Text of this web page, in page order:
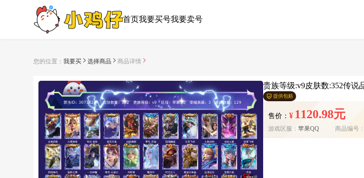
首页我要买号我要卖号
您的位置： 我要买 选择商品 商品详情
贵族等级:v9皮肤数:352传说
提供包赔
售价： ¥ 1120.98元
游戏区服： 苹果QQ 商品编号：